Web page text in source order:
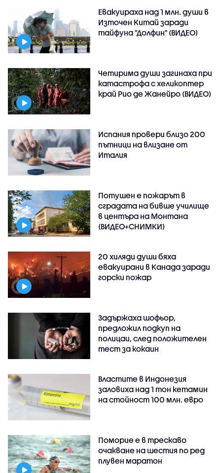
Евакуираха над 1 млн. души в
Източен Китай заради
тайфуна "Долфин" (ВИДЕО)
Четирима души загинаха при
катастрофа с хеликоптер
край Рио де Жанейро (ВИДЕО)
Испания провери близо 200
пътници на влизане от
Италия
Потушен е пожарът в
сградата на бивше училище
в центъра на Монтана
(ВИДЕО+СНИМКИ)
20 хиляди души бяха
евакуирани в Канада заради
горски пожар
Задържаха шофьор,
предложил подкуп на
полицаи, след положителен
тест за кокаин
Властите в Индонезия
заловиха над 1 тон кетамин
на стойност 100 млн. евро
Поморие е в трескаво
очакване на шестия по ред
плувен маратон